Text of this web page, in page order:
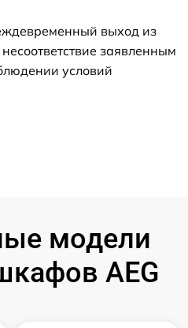
выход из
заявленным
условий
модели
AEG